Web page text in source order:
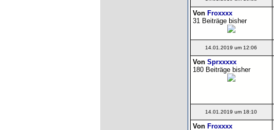
Von Froxxxx
31 Beiträge bisher
14.01.2019 um 12:06
Von Sprxxxxx
180 Beiträge bisher
14.01.2019 um 18:10
Von Froxxxx